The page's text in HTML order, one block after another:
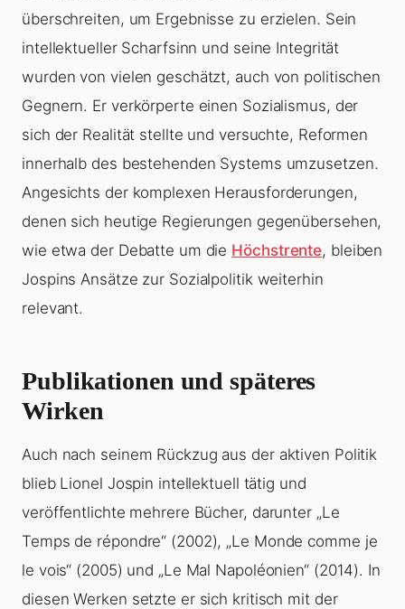
überschreiten, um Ergebnisse zu erzielen. Sein
intellektueller Scharfsinn und seine Integrität
wurden von vielen geschätzt, auch von politischen
Gegnern. Er verkörperte einen Sozialismus, der
sich der Realität stellte und versuchte, Reformen
innerhalb des bestehenden Systems umzusetzen.
Angesichts der komplexen Herausforderungen,
denen sich heutige Regierungen gegenübersehen,
wie etwa der Debatte um die Höchstrente, bleiben
Jospins Ansätze zur Sozialpolitik weiterhin
relevant.
Publikationen und späteres
Wirken
Auch nach seinem Rückzug aus der aktiven Politik
blieb Lionel Jospin intellektuell tätig und
veröffentlichte mehrere Bücher, darunter „Le
Temps de répondre“ (2002), „Le Monde comme je
le vois“ (2005) und „Le Mal Napoléonien“ (2014). In
diesen Werken setzte er sich kritisch mit der